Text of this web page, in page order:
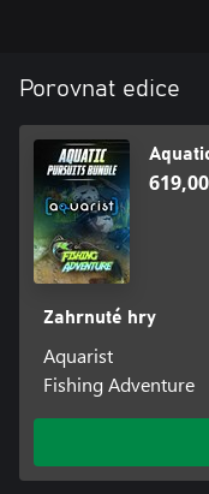
Porovnat edice
Zahrnuté hry
Aquarist
Fishing Adventure